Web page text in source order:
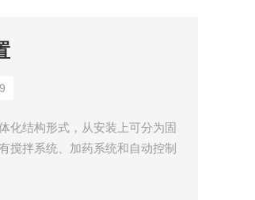
化结构形式，从安装上可分为固
搅拌系统、加药系统和自动控制
体积小、噪音低、工作平稳、安